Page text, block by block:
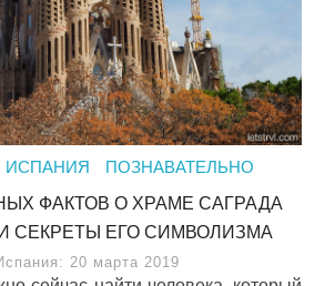
ИСПАНИЯ
ПОЗНАВАТЕЛЬНО
ФАКТОВ О ХРАМЕ САГРАДА
СЕКРЕТЫ ЕГО СИМВОЛИЗМА
20 марта 2019